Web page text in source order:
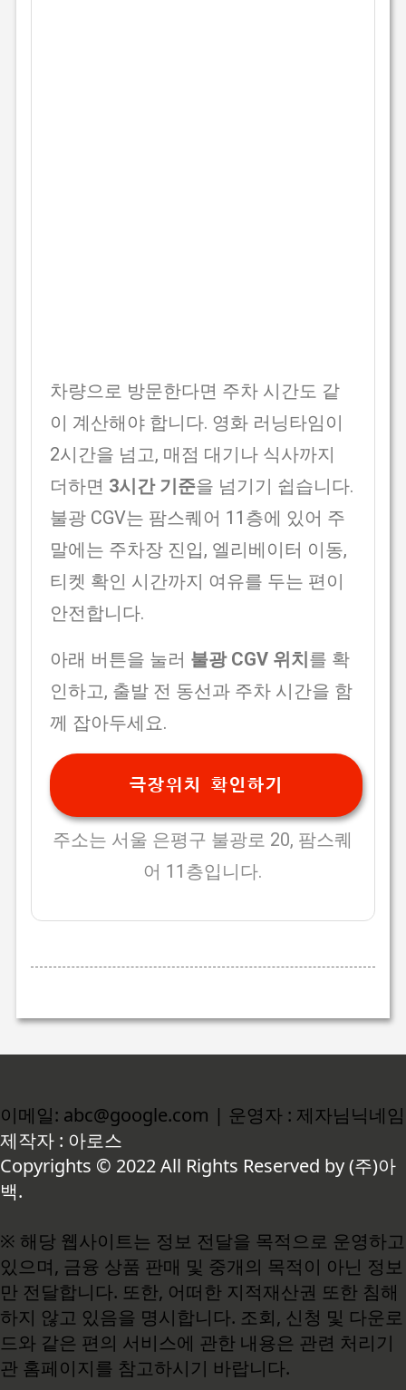
차량으로 방문한다면 주차 시간도 같
이 계산해야 합니다. 영화 러닝타임이
2시간을 넘고, 매점 대기나 식사까지
더하면 3시간 기준을 넘기기 쉽습니다.
불광 CGV는 팜스퀘어 11층에 있어 주
말에는 주차장 진입, 엘리베이터 이동,
티켓 확인 시간까지 여유를 두는 편이
안전합니다.
아래 버튼을 눌러 불광 CGV 위치를 확
인하고, 출발 전 동선과 주차 시간을 함
께 잡아두세요.
극장위치 확인하기
주소는 서울 은평구 불광로 20, 팜스퀘
어 11층입니다.
이메일: abc@google.com | 운영자 : 제자님닉네임
제작자 : 아로스
Copyrights © 2022 All Rights Reserved by (주)아
백.
※ 해당 웹사이트는 정보 전달을 목적으로 운영하고
있으며, 금융 상품 판매 및 중개의 목적이 아닌 정보
만 전달합니다. 또한, 어떠한 지적재산권 또한 침해
하지 않고 있음을 명시합니다. 조회, 신청 및 다운로
드와 같은 편의 서비스에 관한 내용은 관련 처리기
관 홈페이지를 참고하시기 바랍니다.